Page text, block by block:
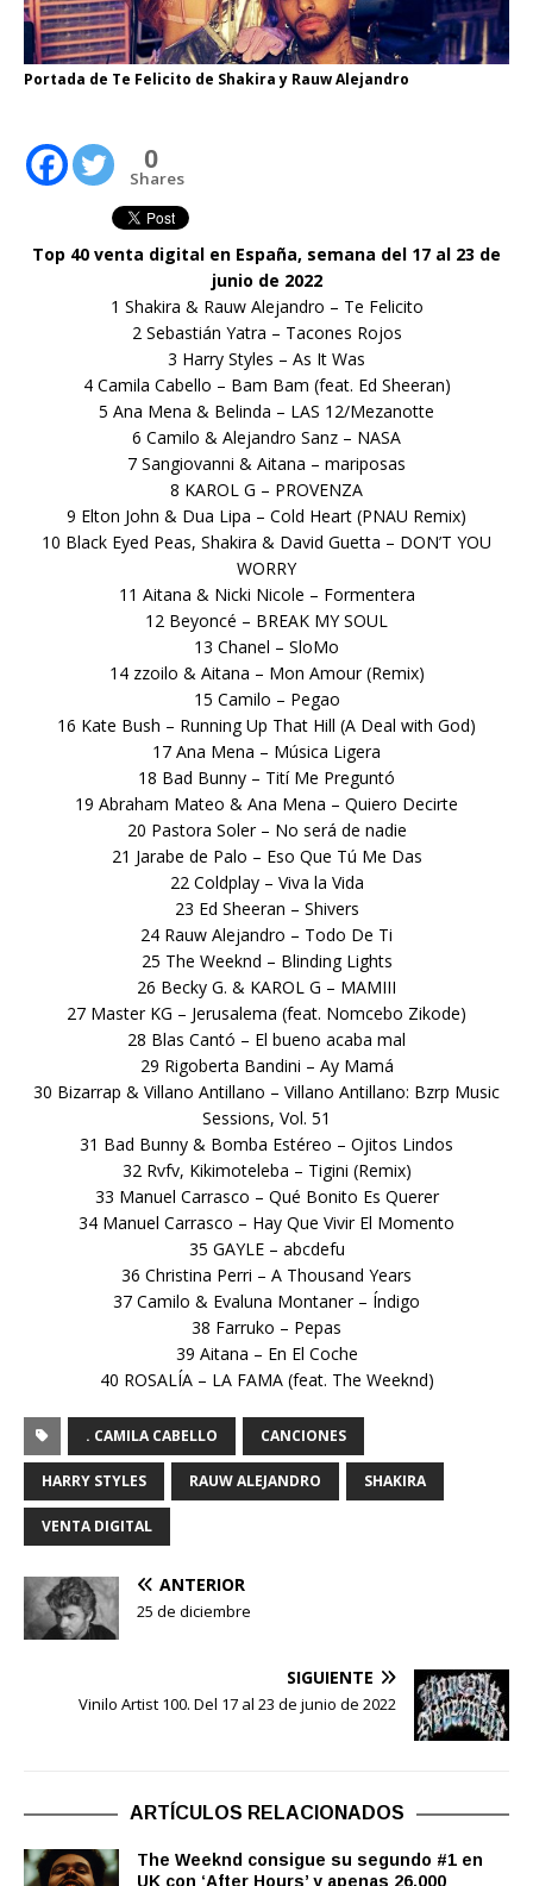
Portada de Te Felicito de Shakira y Rauw Alejandro
0
Shares
Top 40 venta digital en España, semana del 17 al 23 de
junio de 2022
1 Shakira & Rauw Alejandro – Te Felicito
2 Sebastián Yatra – Tacones Rojos
3 Harry Styles – As It Was
4 Camila Cabello – Bam Bam (feat. Ed Sheeran)
5 Ana Mena & Belinda – LAS 12/Mezanotte
6 Camilo & Alejandro Sanz – NASA
7 Sangiovanni & Aitana – mariposas
8 KAROL G – PROVENZA
9 Elton John & Dua Lipa – Cold Heart (PNAU Remix)
10 Black Eyed Peas, Shakira & David Guetta – DON’T YOU
WORRY
11 Aitana & Nicki Nicole – Formentera
12 Beyoncé – BREAK MY SOUL
13 Chanel – SloMo
14 zzoilo & Aitana – Mon Amour (Remix)
15 Camilo – Pegao
16 Kate Bush – Running Up That Hill (A Deal with God)
17 Ana Mena – Música Ligera
18 Bad Bunny – Tití Me Preguntó
19 Abraham Mateo & Ana Mena – Quiero Decirte
20 Pastora Soler – No será de nadie
21 Jarabe de Palo – Eso Que Tú Me Das
22 Coldplay – Viva la Vida
23 Ed Sheeran – Shivers
24 Rauw Alejandro – Todo De Ti
25 The Weeknd – Blinding Lights
26 Becky G. & KAROL G – MAMIII
27 Master KG – Jerusalema (feat. Nomcebo Zikode)
28 Blas Cantó – El bueno acaba mal
29 Rigoberta Bandini – Ay Mamá
30 Bizarrap & Villano Antillano – Villano Antillano: Bzrp Music
Sessions, Vol. 51
31 Bad Bunny & Bomba Estéreo – Ojitos Lindos
32 Rvfv, Kikimoteleba – Tigini (Remix)
33 Manuel Carrasco – Qué Bonito Es Querer
34 Manuel Carrasco – Hay Que Vivir El Momento
35 GAYLE – abcdefu
36 Christina Perri – A Thousand Years
37 Camilo & Evaluna Montaner – Índigo
38 Farruko – Pepas
39 Aitana – En El Coche
40 ROSALÍA – LA FAMA (feat. The Weeknd)
. CAMILA CABELLO CANCIONES
HARRY STYLES RAUW ALEJANDRO SHAKIRA
VENTA DIGITAL
ANTERIOR
25 de diciembre
SIGUIENTE
Vinilo Artist 100. Del 17 al 23 de junio de 2022
ARTÍCULOS RELACIONADOS
The Weeknd consigue su segundo #1 en
UK con ‘After Hours’ y apenas 26.000